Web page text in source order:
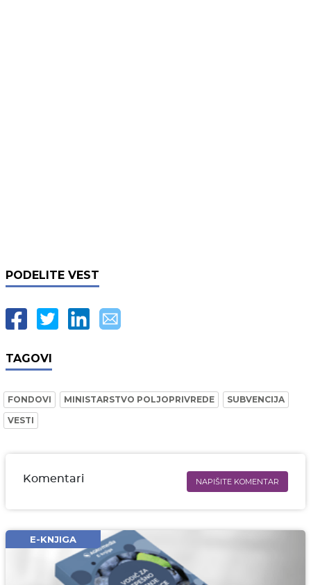
PODELITE VEST
TAGOVI
FONDOVI MINISTARSTVO POLJOPRIVREDE
SUBVENCIJA
VESTI
Komentari NAPIŠITE KOMENTAR
Email* obavezno
Komentar* obavezno
E-KNJIGA